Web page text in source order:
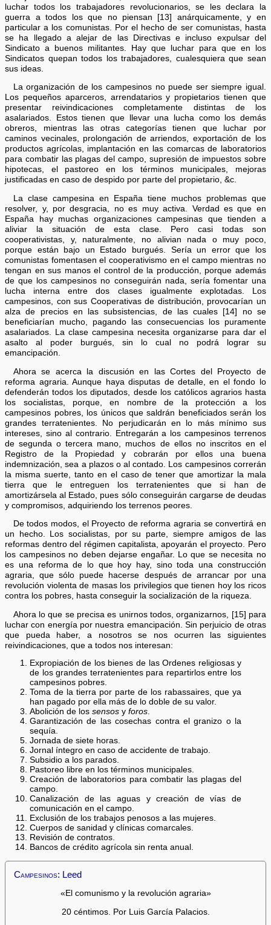
luchar todos los trabajadores revolucionarios, se les declara la
guerra a todos los que no piensan [13] anárquicamente, y en
particular a los comunistas. Por el hecho de ser comunistas, hasta
se ha llegado a alejar de las Directivas e incluso expulsar del
Sindicato a buenos militantes. Hay que luchar para que en los
Sindicatos quepan todos los trabajadores, cualesquiera que sean
sus ideas.
La organización de los campesinos no puede ser siempre igual.
Los pequeños aparceros, arrendatarios y propietarios tienen que
presentar reivindicaciones completamente distintas de los
asalariados. Estos tienen que llevar una lucha como los demás
obreros, mientras las otras categorías tienen que luchar por
caminos vecinales, prolongación de arriendos, exportación de los
productos agrícolas, implantación en las comarcas de laboratorios
para combatir las plagas del campo, supresión de impuestos sobre
hipotecas, el pastoreo en los términos municipales, mejoras
justificadas en caso de despido por parte del propietario, &c.
La clase campesina en España tiene muchos problemas que
resolver, y, por desgracia, no es muy activa. Verdad es que en
España hay muchas organizaciones campesinas que tienden a
aliviar la situación de esta clase. Pero casi todas son
cooperativistas, y, naturalmente, no alivian nada o muy poco,
porque están bajo un Estado burgués. Sería un error que los
comunistas fomentasen el cooperativismo en el campo mientras no
tengan en sus manos el control de la producción, porque además
de que los campesinos no conseguirán nada, sería fomentar una
lucha interna entre dos clases igualmente explotadas. Los
campesinos, con sus Cooperativas de distribución, provocarían un
alza de precios en las subsistencias, de las cuales [14] no se
beneficiarían mucho, pagando las consecuencias los puramente
asalariados. La clase campesina necesita organizarse para dar el
asalto al poder burgués, sin lo cual no podrá lograr su
emancipación.
Ahora se acerca la discusión en las Cortes del Proyecto de
reforma agraria. Aunque haya disputas de detalle, en el fondo lo
defenderán todos los diputados, desde los católicos agrarios hasta
los socialistas, porque, en nombre de la protección a los
campesinos pobres, los únicos que saldrán beneficiados serán los
grandes terratenientes. No perjudicarán en lo más mínimo sus
intereses, sino al contrario. Entregarán a los campesinos terrenos
de segunda o tercera mano, muchos de ellos no inscritos en el
Registro de la Propiedad y cobrarán por ellos una buena
indemnización, sea a plazos o al contado. Los campesinos correrán
la misma suerte, tanto en el caso de tener que amortizar la mala
tierra que le entreguen los terratenientes que si han de
amortizársela al Estado, pues sólo conseguirán cargarse de deudas
y compromisos, adquiriendo los terrenos peores.
De todos modos, el Proyecto de reforma agraria se convertirá en
un hecho. Los socialistas, por su parte, siempre amigos de las
reformas dentro del régimen capitalista, apoyarán el proyecto. Pero
los campesinos no deben dejarse engañar. Lo que se necesita no
es una reforma de lo que hoy hay, sino toda una construcción
agraria, que sólo puede hacerse después de arrancar por una
revolución violenta de masas los privilegios que tienen hoy los ricos
contra los pobres, hasta conseguir la socialización de la riqueza.
Ahora lo que se precisa es unirnos todos, organizarnos, [15] para
luchar con energía por nuestra emancipación. Sin perjuicio de otras
que pueda haber, a nosotros se nos ocurren las siguientes
reivindicaciones, que a todos nos interesan:
Expropiación de los bienes de las Ordenes religiosas y
de los grandes terratenientes para repartirlos entre los
campesinos pobres.
Toma de la tierra por parte de los rabassaires, que ya
han pagado por ella más de lo doble de su valor.
Abolición de los sensosy foros.
Garantización de las cosechas contra el granizo o la
sequía.
Jornada de siete horas.
Jornal íntegro en caso de accidente de trabajo.
Subsidio a los parados.
Pastoreo libre en los términos municipales.
Creación de laboratorios para combatir las plagas del
campo.
Canalización de las aguas y creación de vías de
comunicación en el campo.
Exclusión de los trabajos penosos a las mujeres.
Cuerpos de sanidad y clínicas comarcales.
Revisión de contratos.
Bancos de crédito agrícola sin renta anual.
Campesinos: Leed
«El comunismo y la revolución agraria»
20 céntimos. Por Luis García Palacios.